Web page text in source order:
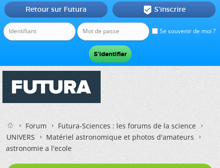
Se souvenir de moi ?
Retour sur Futura  S'inscrire
Forum
Futura-Sciences : les forums de la science
UNIVERS
Matériel astronomique et photos d'amateurs
astronomie a l'ecole